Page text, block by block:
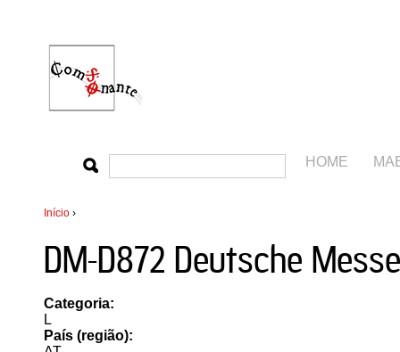
HOME
Início ›
DM-D872 Deutsche Messe
Categoria:
L
País (região):